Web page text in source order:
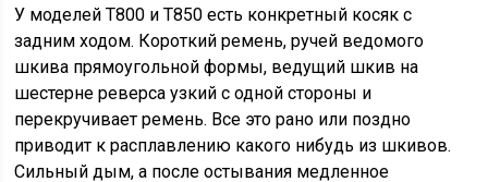
У моделей T800 и T850 есть конкретный косяк с
задним ходом. Короткий ремень, ручей ведомого
шкива прямоугольной формы, ведущий шкив на
шестерне реверса узкий с одной стороны и
перекручивает ремень. Все это рано или поздно
приводит к расплавлению какого нибудь из шкивов.
Сильный дым, а после остывания медленное